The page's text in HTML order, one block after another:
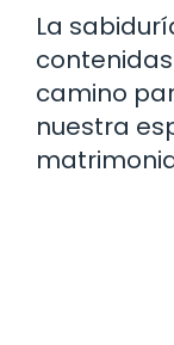
La
camino
nuestra